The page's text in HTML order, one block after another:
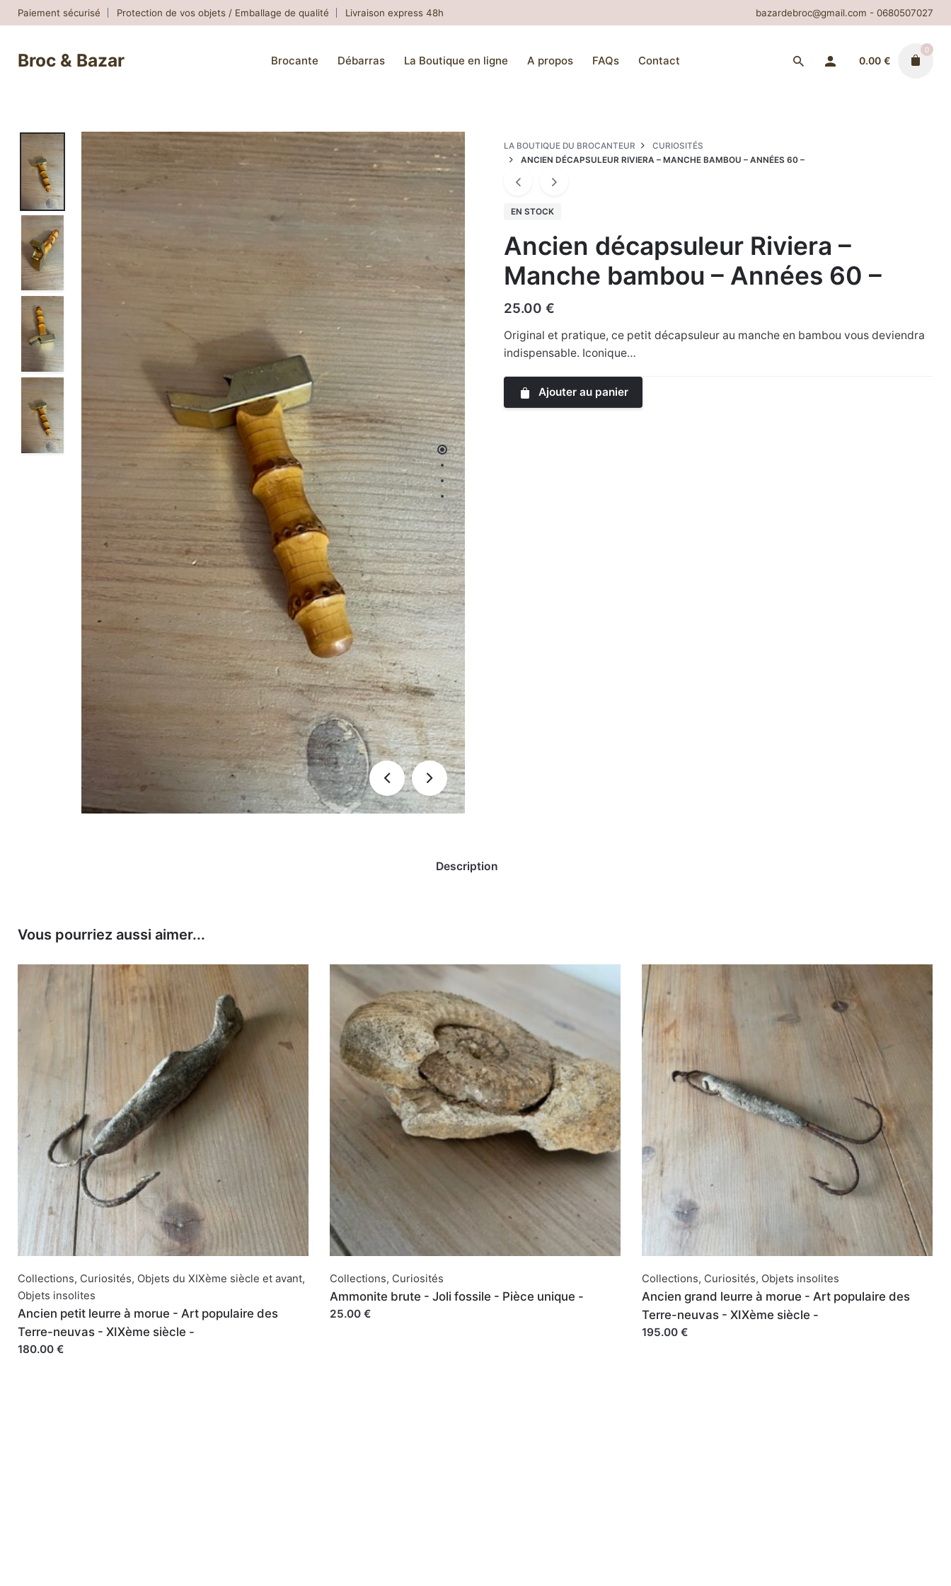
Skip
to
Paiement sécurisé Protection de vos objets / Emballage de qualité Livraison express 48h bazardebroc@gmail.com - 0680507027
Broc & Bazar Brocante Débarras La Boutique en ligne A propos FAQs Contact 0.00 €
0
LA BOUTIQUE DU BROCANTEUR
CURIOSITÉS
ANCIEN DÉCAPSULEUR RIVIERA – MANCHE BAMBOU – ANNÉES 60 –
EN STOCK
Ancien décapsuleur Riviera –
Manche bambou – Années 60 –
25.00 €
Original et pratique, ce petit décapsuleur au manche en bambou vous deviendra
indispensable. Iconique…
Ajouter au panier
Description
Vous pourriez aussi aimer...
Collections, Curiosités, Objets du XIXème siècle et avant,
Objets insolites
Ancien petit leurre à morue - Art populaire des
Terre-neuvas - XIXème siècle -
180.00 €
Collections, Curiosités
Ammonite brute - Joli fossile - Pièce unique -
25.00 €
Collections, Curiosités, Objets insolites
Ancien grand leurre à morue - Art populaire des
Terre-neuvas - XIXème siècle -
195.00 €